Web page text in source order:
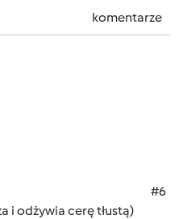
komentarze
#6
i odżywia cerę tłustą)